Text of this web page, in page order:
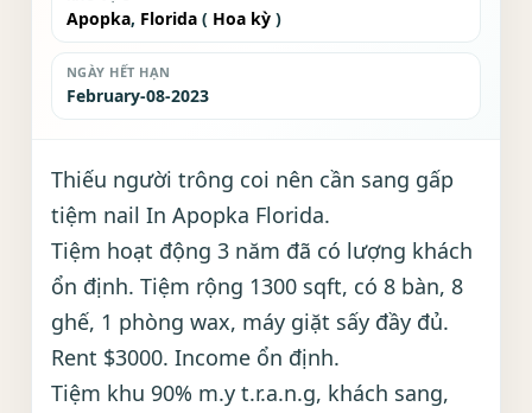
Apopka, Florida ( Hoa kỳ )
NGÀY HẾT HẠN
February-08-2023
Thiếu người trông coi nên cần sang gấp
tiệm nail In Apopka Florida.
Tiệm hoạt động 3 năm đã có lượng khách
ổn định. Tiệm rộng 1300 sqft, có 8 bàn, 8
ghế, 1 phòng wax, máy giặt sấy đầy đủ.
Rent $3000. Income ổn định.
Tiệm khu 90% m.y t.r.a.n.g, khách sang,